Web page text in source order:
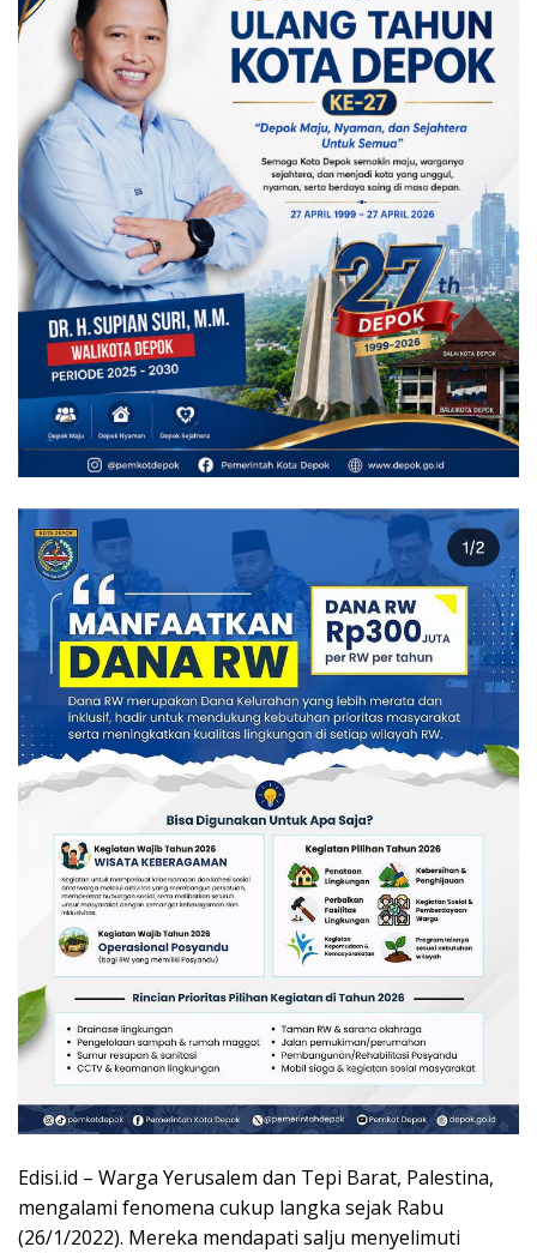
Edisi.id – Warga Yerusalem dan Tepi Barat, Palestina,
mengalami fenomena cukup langka sejak Rabu
(26/1/2022). Mereka mendapati salju menyelimuti